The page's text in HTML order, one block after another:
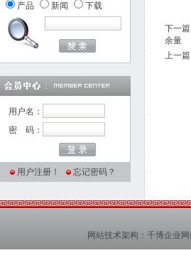
产品 新闻 下载
用户名：
密 码：
用户注册！ 忘记密码？
下一篇
余量
上一篇
网站技术架构： 千博企业